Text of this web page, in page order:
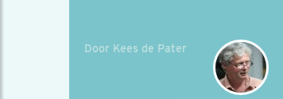
Door Kees de Pater